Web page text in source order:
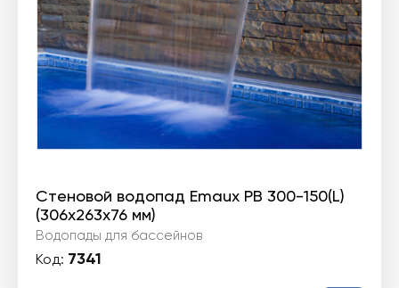
Стеновой водопад Emaux PB 300-150(L)
(306х263х76 мм)
Водопады для бассейнов
Код: 7341